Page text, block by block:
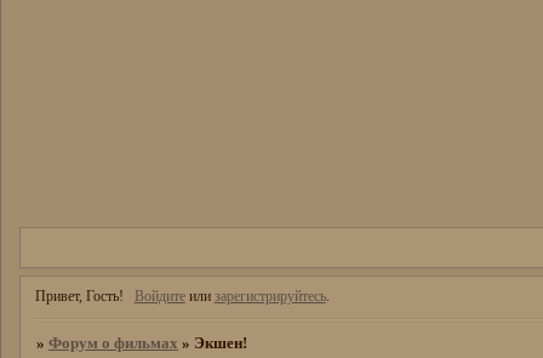
Привет, Гость! Войдитеили зарегистрируйтесь.
» Форум о фильмах » Экшен!